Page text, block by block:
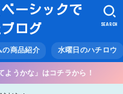
ーシックで
ログ
の商品紹介 水曜日のハチロウ
SEARCH
うかな」はコチラから！